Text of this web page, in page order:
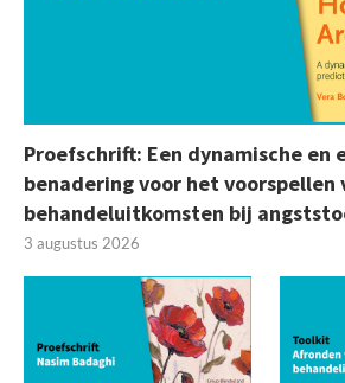
Proefschrift: Een dynamische en
benadering voor het voorspellen
behandeluitkomsten bij
3 augustus 2026